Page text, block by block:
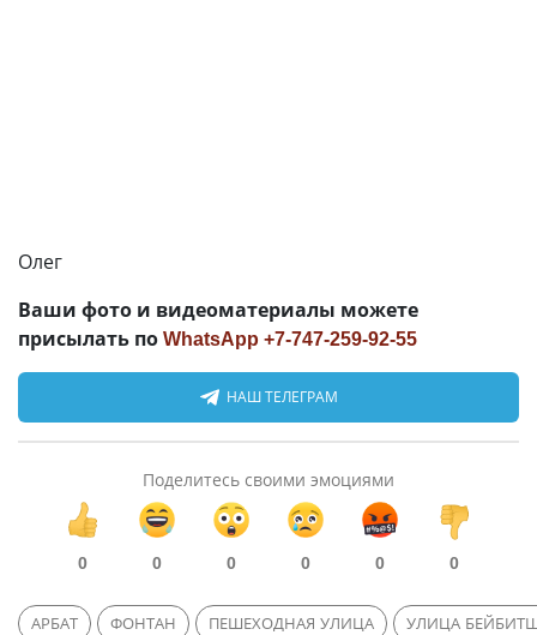
Олег
Ваши фото и видеоматериалы можете
присылать поWhatsApp +7-747-259-92-55
НАШ ТЕЛЕГРАМ
Поделитесь своими эмоциями
0 0 0 0 0 0
АРБАТ ФОНТАН ПЕШЕХОДНАЯ УЛИЦА УЛИЦА